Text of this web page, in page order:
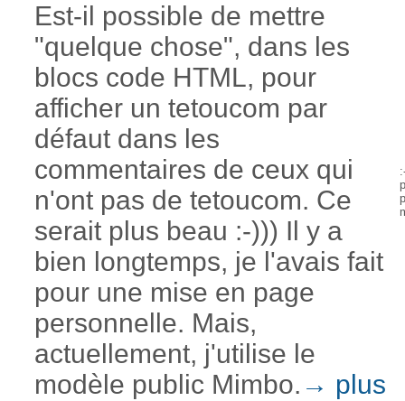
Est-il possible de mettre
"quelque chose", dans les
blocs code HTML, pour
afficher un tetoucom par
défaut dans les
commentaires de ceux qui
n'ont pas de tetoucom. Ce
serait plus beau :-))) Il y a
bien longtemps, je l'avais fait
pour une mise en page
personnelle. Mais,
actuellement, j'utilise le
modèle public Mimbo. → plus